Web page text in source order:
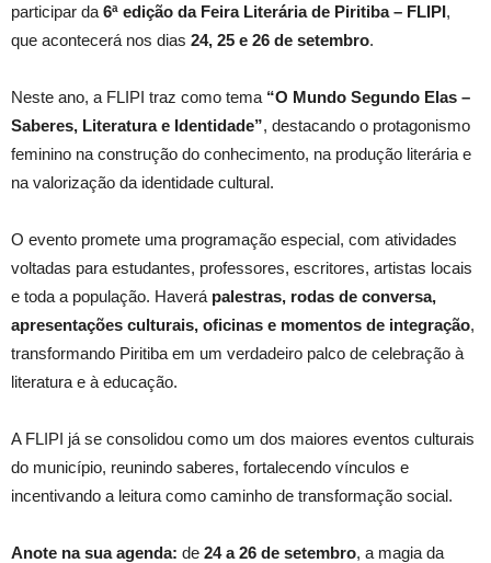
participar da 6ª edição da Feira Literária de Piritiba – FLIPI,
que acontecerá nos dias 24, 25 e 26 de setembro.
Neste ano, a FLIPI traz como tema “O Mundo Segundo Elas –
Saberes, Literatura e Identidade”, destacando o protagonismo
feminino na construção do conhecimento, na produção literária e
na valorização da identidade cultural.
O evento promete uma programação especial, com atividades
voltadas para estudantes, professores, escritores, artistas locais
e toda a população. Haverá palestras, rodas de conversa,
apresentações culturais, oficinas e momentos de integração,
transformando Piritiba em um verdadeiro palco de celebração à
literatura e à educação.
A FLIPI já se consolidou como um dos maiores eventos culturais
do município, reunindo saberes, fortalecendo vínculos e
incentivando a leitura como caminho de transformação social.
Anote na sua agenda: de 24 a 26 de setembro, a magia da